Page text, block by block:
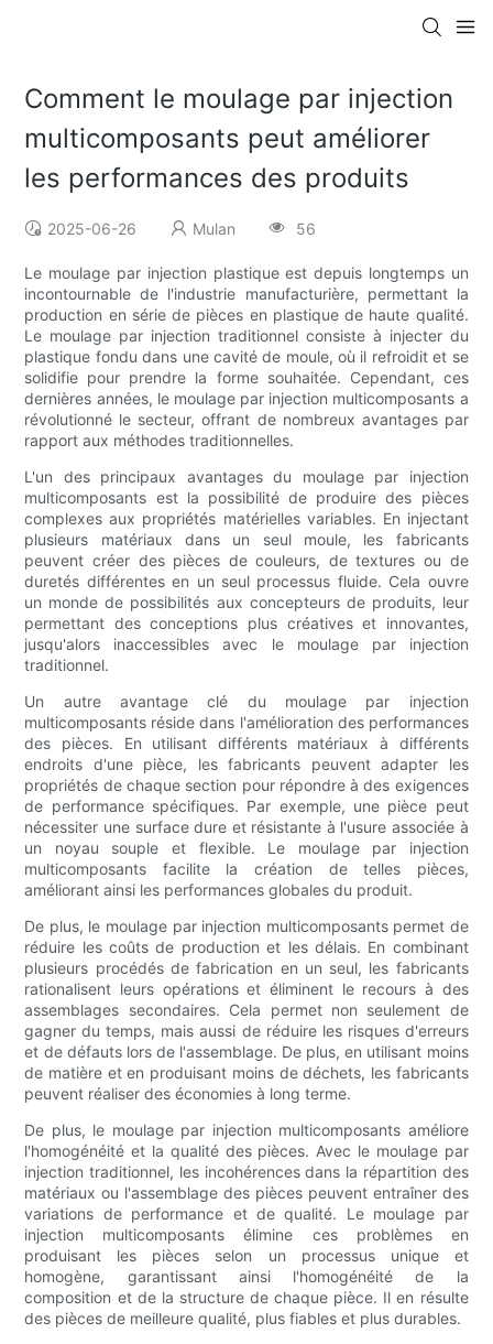
Comment le moulage par injection
multicomposants peut améliorer
les performances des produits
2025-06-26 Mulan 56
Le moulage par injection plastique est depuis longtemps un
incontournable de l'industrie manufacturière, permettant la
production en série de pièces en plastique de haute qualité.
Le moulage par injection traditionnel consiste à injecter du
plastique fondu dans une cavité de moule, où il refroidit et se
solidifie pour prendre la forme souhaitée. Cependant, ces
dernières années, le moulage par injection multicomposants a
révolutionné le secteur, offrant de nombreux avantages par
rapport aux méthodes traditionnelles.
L'un des principaux avantages du moulage par injection
multicomposants est la possibilité de produire des pièces
complexes aux propriétés matérielles variables. En injectant
plusieurs matériaux dans un seul moule, les fabricants
peuvent créer des pièces de couleurs, de textures ou de
duretés différentes en un seul processus fluide. Cela ouvre
un monde de possibilités aux concepteurs de produits, leur
permettant des conceptions plus créatives et innovantes,
jusqu'alors inaccessibles avec le moulage par injection
traditionnel.
Un autre avantage clé du moulage par injection
multicomposants réside dans l'amélioration des performances
des pièces. En utilisant différents matériaux à différents
endroits d'une pièce, les fabricants peuvent adapter les
propriétés de chaque section pour répondre à des exigences
de performance spécifiques. Par exemple, une pièce peut
nécessiter une surface dure et résistante à l'usure associée à
un noyau souple et flexible. Le moulage par injection
multicomposants facilite la création de telles pièces,
améliorant ainsi les performances globales du produit.
De plus, le moulage par injection multicomposants permet de
réduire les coûts de production et les délais. En combinant
plusieurs procédés de fabrication en un seul, les fabricants
rationalisent leurs opérations et éliminent le recours à des
assemblages secondaires. Cela permet non seulement de
gagner du temps, mais aussi de réduire les risques d'erreurs
et de défauts lors de l'assemblage. De plus, en utilisant moins
de matière et en produisant moins de déchets, les fabricants
peuvent réaliser des économies à long terme.
De plus, le moulage par injection multicomposants améliore
l'homogénéité et la qualité des pièces. Avec le moulage par
injection traditionnel, les incohérences dans la répartition des
matériaux ou l'assemblage des pièces peuvent entraîner des
variations de performance et de qualité. Le moulage par
injection multicomposants élimine ces problèmes en
produisant les pièces selon un processus unique et
homogène, garantissant ainsi l'homogénéité de la
composition et de la structure de chaque pièce. Il en résulte
des pièces de meilleure qualité, plus fiables et plus durables.